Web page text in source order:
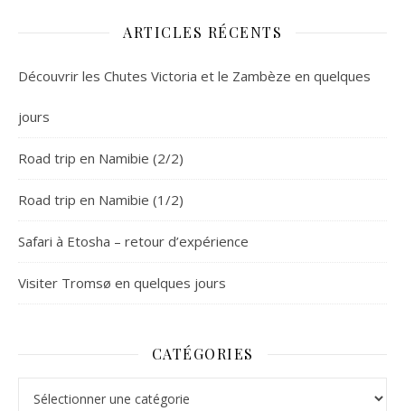
ARTICLES RÉCENTS
Découvrir les Chutes Victoria et le Zambèze en quelques
jours
Road trip en Namibie (2/2)
Road trip en Namibie (1/2)
Safari à Etosha – retour d’expérience
Visiter Tromsø en quelques jours
CATÉGORIES